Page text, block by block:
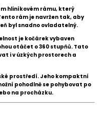
hliníkovém rámu, který
rám je navržen tak, aby
byl snadno ovladatelný.
je kočárek vybaven
otáčet o 360 stupňů. Tato
i v úzkých prostorech a
prostředí. Jeho kompaktní
pohodlně se pohybovat po
na procházku.